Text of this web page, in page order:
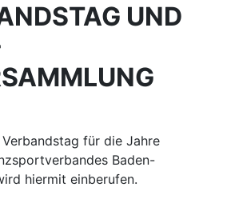
UND
für die Jahre
Baden-
hiermit einberufen.